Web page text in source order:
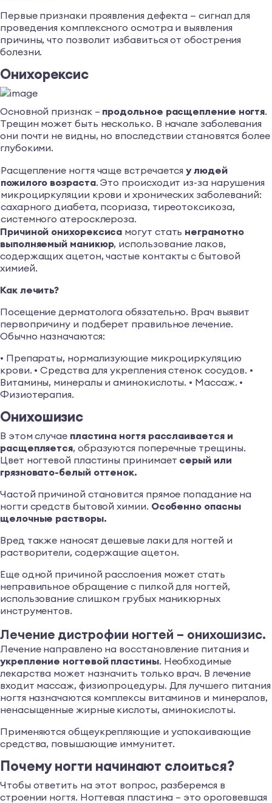
Первые признаки проявления дефекта — сигнал для
проведения комплексного осмотра и выявления
причины, что позволит избавиться от обострения
болезни.
Онихорексис
Основной признак – продольное расщепление ногтя.
Трещин может быть несколько. В начале заболевания
они почти не видны, но впоследствии становятся более
глубокими.
Расщепление ногтя чаще встречаетсяу людей
пожилого возраста. Это происходит из-за нарушения
микроциркуляции крови и хронических заболеваний:
сахарного диабета, псориаза, тиреотоксикоза,
системного атеросклероза.
Причиной онихорексиса могут стать неграмотно
выполняемый маникюр, использование лаков,
содержащих ацетон, частые контакты с бытовой
химией.
Как лечить?
Посещение дерматолога обязательно. Врач выявит
первопричину и подберет правильное лечение.
Обычно назначаются:
• Препараты, нормализующие микроциркуляцию
крови. • Средства для укрепления стенок сосудов. •
Витамины, минералы и аминокислоты. • Массаж. •
Физиотерапия.
Онихошизис
В этом случае пластина ногтя расслаивается и
расщепляется, образуются поперечные трещины.
Цвет ногтевой пластины принимает серый или
грязновато-белый оттенок.
Частой причиной становится прямое попадание на
ногти средств бытовой химии. Особенно опасны
щелочные растворы.
Вред также наносят дешевые лаки для ногтей и
растворители, содержащие ацетон.
Еще одной причиной расслоения может стать
неправильное обращение с пилкой для ногтей,
использование слишком грубых маникюрных
инструментов.
Лечение дистрофии ногтей – онихошизис.
Лечение направлено на восстановление питания и
укрепление ногтевой пластины. Необходимые
лекарства может назначить только врач. В лечение
входит массаж, физиопроцедуры. Для лучшего питания
ногтя назначаются комплексы витаминов и минералов,
ненасыщенные жирные кислоты, аминокислоты.
Применяются общеукрепляющие и успокаивающие
средства, повышающие иммунитет.
Почему ногти начинают слоиться?
Чтобы ответить на этот вопрос, разберемся в
строении ногтя. Ногтевая пластина – это ороговевшая